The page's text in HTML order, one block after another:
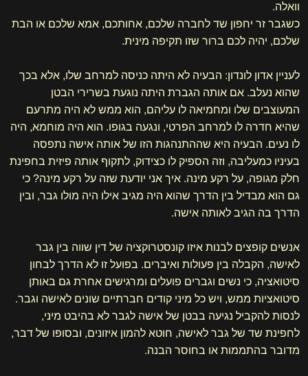
וואלה.
כשגבר זר יחפון שד לחברה שלכם, אחותכם, אמא שלכם או הבת
שלכם, יהיה לכם ברור שזו תקיפה מינית.
לעניין אדון לונדון: הבעיה לא היתה כניסה למרחב שלו, אלא בכך
שהוא נעלב. אם אותה הגברת היתה נוגעת בשרירי הבטן
המעוצבים שלו ומחמיאה לו עליהם, הוא ממש לא היה מתרעם
שהיא חדרה לו למרחב הפרטי, ונגעה בגופו. הוא היה מוחמא, היה
לו נעים. הבעיה היא שההתנהגות הזו של אותה אישה נתפסה
בעיניו כמעליבה, וזה הספיק לו כצידוק, לתקוף אותה פיזית בחפינת
חלק מגופה, על רקע מינה. איך אני יודעת שזה על רקע מינה? כי
גם הוא מבדיל בין הדרך שהוא היה מגיב אילו היה מולו גבר, ובין
הדרך בה הגיב לאותה אישה.
אנשים קופצים לבנות איזו קונסטרוקציה של דין שווה בין גבר
לאישה, הקבלה בין פעולות ואיברים. בפועל זו לא הדרך לבחון
סיטואציה, כי נשים וגברים פועלים ומרגישים אחרת גם באותן
סיטואציות ממש, ויש כל מיני קודים חברתיים שונים לאישה וגבר.
לנסות להקביל נגיעה בבטן של אישה לגבר לא בהיבט מיני,
לחפינת שד של גבר לאישה, חוטא להמון איזונים, ובסופו של דבר,
מדובר בהתממות או בחוסר הבנה.